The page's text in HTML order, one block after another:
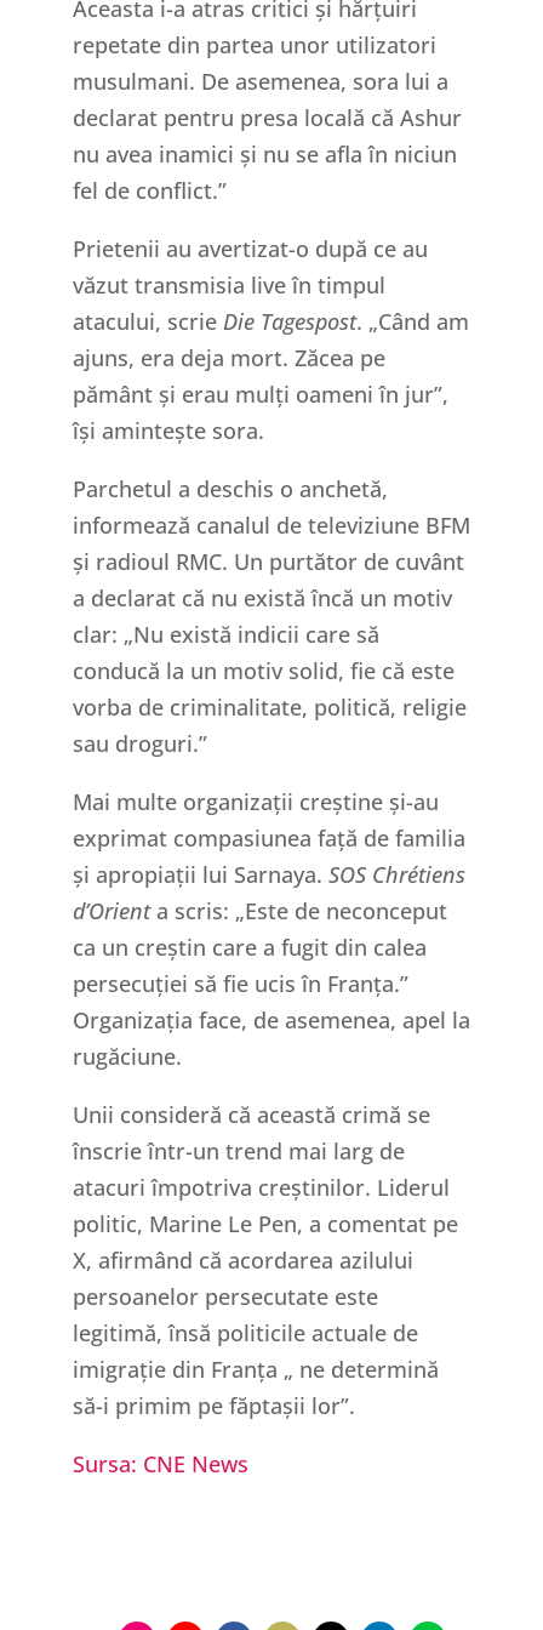
Aceasta i-a atras critici și hărțuiri
repetate din partea unor utilizatori
musulmani. De asemenea, sora lui a
declarat pentru presa locală că Ashur
nu avea inamici și nu se afla în niciun
fel de conflict.”
Prietenii au avertizat-o după ce au
văzut transmisia live în timpul
atacului, scrie Die Tagespost. „Când am
ajuns, era deja mort. Zăcea pe
pământ și erau mulți oameni în jur”,
își amintește sora.
Parchetul a deschis o anchetă,
informează canalul de televiziune BFM
și radioul RMC. Un purtător de cuvânt
a declarat că nu există încă un motiv
clar: „Nu există indicii care să
conducă la un motiv solid, fie că este
vorba de criminalitate, politică, religie
sau droguri.”
Mai multe organizații creștine și-au
exprimat compasiunea față de familia
și apropiații lui Sarnaya. SOS Chrétiens
d’Orienta scris: „Este de neconceput
ca un creștin care a fugit din calea
persecuției să fie ucis în Franța.”
Organizația face, de asemenea, apel la
rugăciune.
Unii consideră că această crimă se
înscrie într-un trend mai larg de
atacuri împotriva creștinilor. Liderul
politic, Marine Le Pen, a comentat pe
X, afirmând că acordarea azilului
persoanelor persecutate este
legitimă, însă politicile actuale de
imigrație din Franța „ ne determină
să-i primim pe făptașii lor”.
Sursa: CNE News